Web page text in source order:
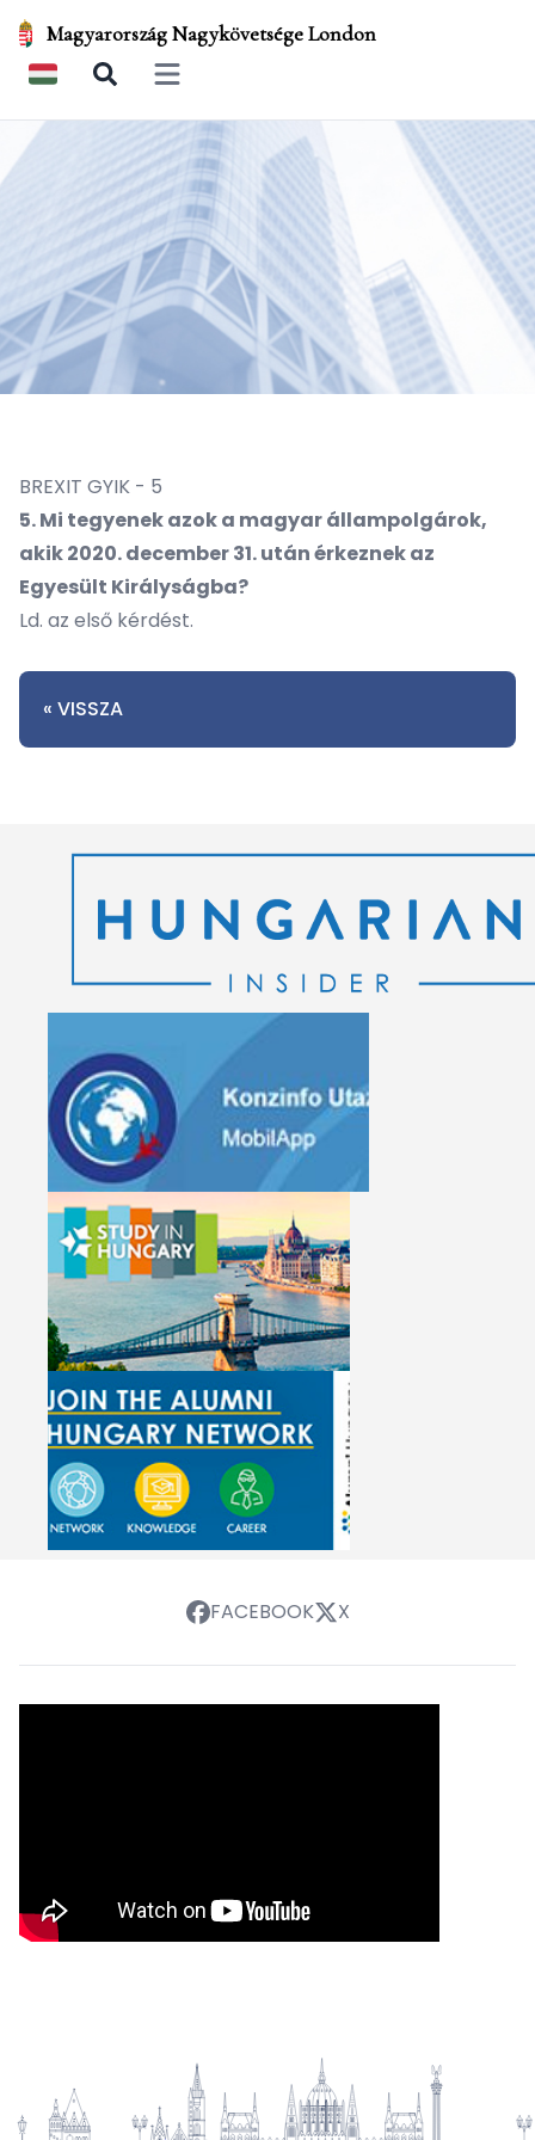
Magyarország Nagykövetsége London
Open main menu
BREXIT GYIK - 5
5. Mi tegyenek azok a magyar állampolgárok,
akik 2020. december 31. után érkeznek az
Egyesült Királyságba?
Ld. az első kérdést.
« VISSZA
FACEBOOK X